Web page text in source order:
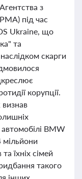
з
під час
Ukraine, що
та
скарги
корупції.
BMW
мільйони
їхніх сімей
такого